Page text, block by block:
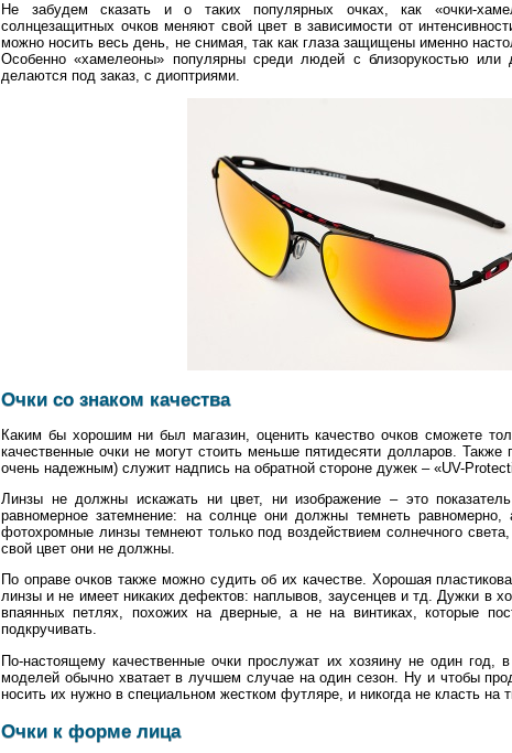
Не забудем сказать и о таких популярных очках, как «очки-
солнцезащитных очков меняют свой цвет в зависимости от
можно носить весь день, не снимая, так как глаза защищены именно
Особенно «хамелеоны» популярны среди людей с близорукостью или
делаются под заказ, с диоптриями.
Очки со знаком качества
Каким бы хорошим ни был магазин, оценить качество очков сможете
качественные очки не могут стоить меньше пятидесяти долларов.
очень надежным) служит надпись на обратной стороне дужек – «UV-
Линзы не должны искажать ни цвет, ни изображение – это
равномерное затемнение: на солнце они должны темнеть
фотохромные линзы темнеют только под воздействием солнечного
свой цвет они не должны.
По оправе очков также можно судить об их качестве. Хорошая
линзы и не имеет никаких дефектов: наплывов, заусенцев и тд. Дужки в
впаянных петлях, похожих на дверные, а не на винтиках, которые
подкручивать.
По-настоящему качественные очки прослужат их хозяину не один
моделей обычно хватает в лучшем случае на один сезон. Ну и чтобы
носить их нужно в специальном жестком футляре, и никогда не класть на
Очки к форме лица